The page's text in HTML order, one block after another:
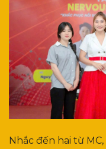
Nhắc đến hai từ